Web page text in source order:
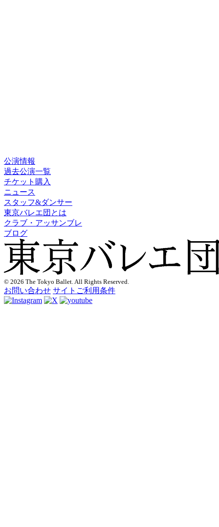
公演情報
過去公演一覧
チケット購入
ニュース
スタッフ&ダンサー
東京バレエ団とは
クラブ・アッサンブレ
ブログ
© 2026 The Tokyo Ballet. All Rights Reserved.
お問い合わせ サイトご利用条件